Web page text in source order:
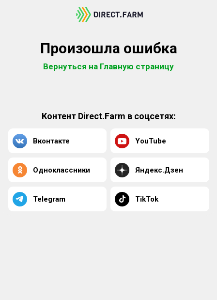
Произошла ошибка
Вернуться на Главную страницу
Контент Direct.Farm в соцсетях:
Вконтакте YouTube
Одноклассники Яндекс.Дзен
Telegram TikTok